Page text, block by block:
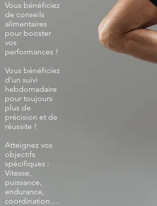
Vous bénéficiez
de conseils
alimentaires
pour booster
vos
performances !
Vous bénéficiez
d’un suivi
hebdomadaire
pour toujours
plus de
précision et de
réussite !
Atteignez vos
objectifs
spécifiques :
Vitesse,
puissance,
endurance,
coordination….